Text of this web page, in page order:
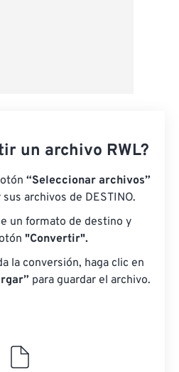
un archivo RWL?
“Seleccionar archivos”
archivos de DESTINO.
un formato de destino y
"Convertir".
la conversión, haga clic en
para guardar el archivo.